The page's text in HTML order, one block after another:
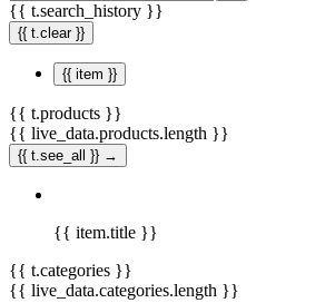
{{ t.search_history }}
{{ t.clear }}
{{ item }}
{{ t.products }}
{{ live_data.products.length }}
{{ t.see_all }} →
{{ item.title }}
{{ t.categories }}
{{ live_data.categories.length }}